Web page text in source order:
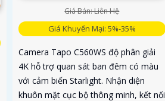
Giá Bán: Liên Hệ
Giá Khuyến Mại: 5%-35%
Camera Tapo C560WS độ phân giải
4K hỗ trợ quan sát ban đêm có màu
với cảm biến Starlight. Nhận diện
khuôn mặt cục bộ thông minh, kết nối